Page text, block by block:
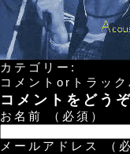
カテゴリー:
コメントorトラッ
コメントをどう
お名前 （必須）
メールアドレス （